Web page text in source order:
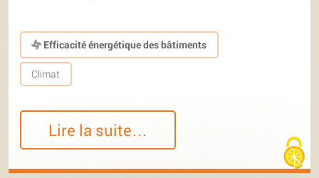
Efficacité énergétique des bâtiments
Climat
Lire la suite…